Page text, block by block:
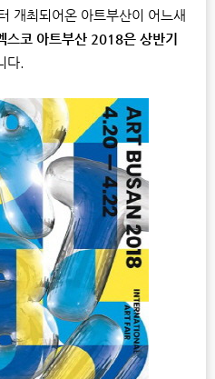
개최되어온 아트부산이 어느새
스코 아트부산 2018은 상반기
다.